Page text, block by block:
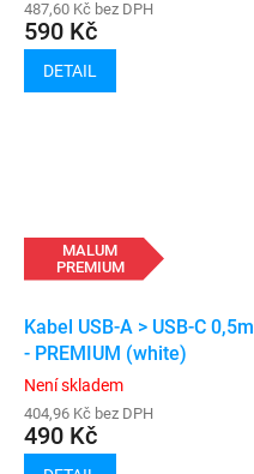
487,60 Kč bez DPH
590 Kč
DETAIL
MALUM
PREMIUM
Kabel USB-A > USB-C 0,5m
- PREMIUM (white)
Není skladem
404,96 Kč bez DPH
490 Kč